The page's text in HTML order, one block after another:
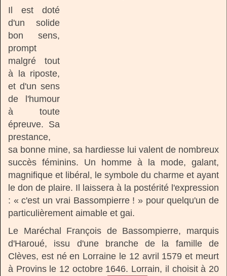
Il est doté
d'un solide
bon sens,
prompt
malgré tout
à la riposte,
et d'un sens
de l'humour
à toute
épreuve. Sa
prestance,
sa bonne mine, sa hardiesse lui valent de nombreux
succès féminins. Un homme à la mode, galant,
magnifique et libéral, le symbole du charme et ayant
le don de plaire. Il laissera à la postérité l'expression
: « c'est un vrai Bassompierre ! » pour quelqu'un de
particulièrement aimable et gai.
Le Maréchal François de Bassompierre, marquis
d'Haroué, issu d'une branche de la famille de
Clèves, est né en Lorraine le 12 avril 1579 et meurt
à Provins le 12 octobre 1646. Lorrain, il choisit à 20